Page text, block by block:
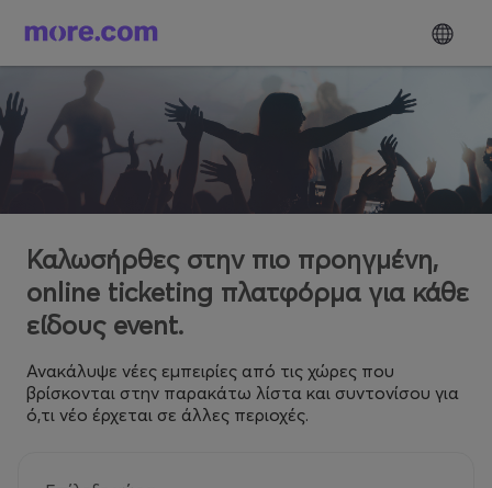
Καλωσήρθες στην πιο προηγμένη,
online ticketing πλατφόρμα για κάθε
είδους event.
Ανακάλυψε νέες εμπειρίες από τις χώρες που
βρίσκονται στην παρακάτω λίστα και συντονίσου για
ό,τι νέο έρχεται σε άλλες περιοχές.